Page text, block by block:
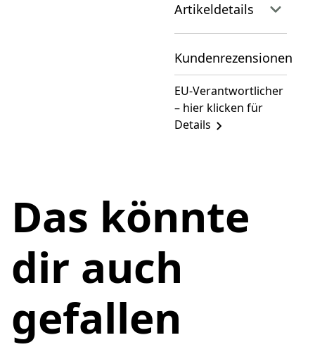
Artikeldetails
Kundenrezensionen
EU-Verantwortlicher
– hier klicken für
Details
Das könnte
dir auch
gefallen